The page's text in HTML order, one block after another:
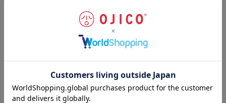
ギフトラッピングのご注文はこちらから